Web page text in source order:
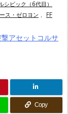
シビック（6代目）
ス・ゼロヨン , FF
撃アセットコルサ
Copy